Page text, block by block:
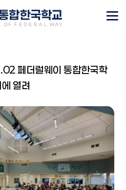
페더럴웨이 통합한국학
열려